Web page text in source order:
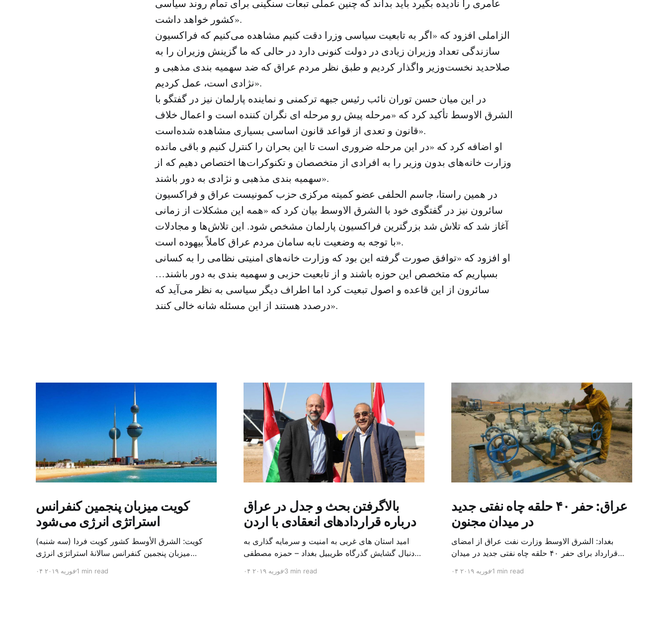
عامری را نادیده بگیرد باید بداند که چنین عملی تبعات سنگینی برای تمام روند سیاسی
کشور خواهد داشت».
الزاملی افزود که «اگر به تابعیت سیاسی وزرا دقت کنیم مشاهده می‌کنیم که فراکسیون
سازندگی تعداد وزیران زیادی در دولت کنونی دارد در حالی که ما گزینش وزیران را به
صلاحدید نخست‌وزیر واگذار کردیم و طبق نظر مردم عراق که ضد سهمیه بندی مذهبی و
نژادی است، عمل کردیم».
در این میان حسن توران نائب رئیس جبهه ترکمنی و نماینده پارلمان نیز در گفتگو با
الشرق الاوسط تأکید کرد که «مرحله پیش رو مرحله ای نگران کننده است و اعمال خلاف
قانون و تعدی از قواعد قانون اساسی بسیاری مشاهده شده‌است».
او اضافه کرد که «در این مرحله ضروری است تا این بحران را کنترل کنیم و باقی مانده
وزارت خانه‌های بدون وزیر را به افرادی از متخصصان و تکنوکرات‌ها اختصاص دهیم که از
سهمیه بندی مذهبی و نژادی به دور باشند».
در همین راستا، جاسم الحلفی عضو کمیته مرکزی حزب کمونیست عراق و فراکسیون
سائرون نیز در گفتگوی خود با الشرق الاوسط بیان کرد که «همه این مشکلات از زمانی
آغاز شد که تلاش شد بزرگترین فراکسیون پارلمان مشخص شود. این تلاش‌ها و مجادلات
با توجه به وضعیت نابه سامان مردم عراق کاملاً بیهوده است».
او افزود که «توافق صورت گرفته این بود که وزارت خانه‌های امنیتی نظامی را به کسانی
بسپاریم که متخصص این حوزه باشند و از تابعیت حزبی و سهمیه بندی به دور باشند…
سائرون از این قاعده و اصول تبعیت کرد اما اطراف دیگر سیاسی به نظر می‌آید که
درصدد هستند از این مسئله شانه خالی کنند».
کویت میزبان پنجمین کنفرانس
استراتژی انرژی می‌شود
کویت: الشرق الأوسط کشور کویت فردا (سه شنبه)
میزبان پنجمین کنفرانس سالانهٔ استراتژی انرژی
الشرق الاوسط، حدود ۳۰۰ متخصص از شرکت‌های
۰۴ فوریه ۲۰۱۹1 min read
بالاگرفتن بحث و جدل در عراق
درباره قراردادهای انعقادی با اردن
امید استان های غربی به امنیت و سرمایه گذاری به
دنبال گشایش گذرگاه طریبیل بغداد – حمزه مصطفی
طریبیل توسط عادل عبد المهدی نخست وزیر عراق و
۰۴ فوریه ۲۰۱۹3 min read
عراق: حفر ۴۰ حلقه چاه نفتی جدید
در میدان مجنون
بغداد: الشرق الاوسط وزارت نفت عراق از امضای
قرارداد برای حفر ۴۰ حلقه چاه نفتی جدید در میدان
محمد خضیر مدعامل شرکت حفاری عراق روز یکشنبه
۰۴ فوریه ۲۰۱۹1 min read